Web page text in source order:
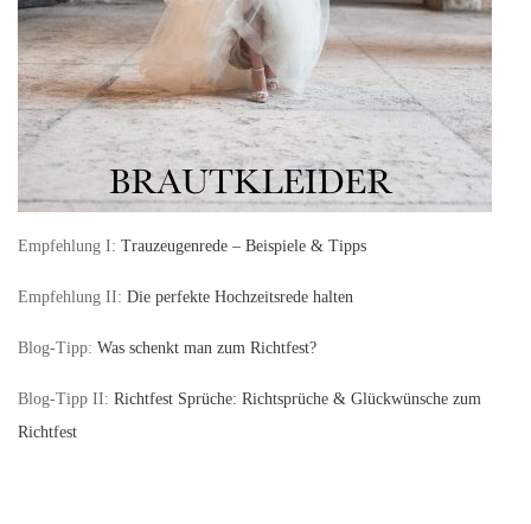
Empfehlung I: Trauzeugenrede – Beispiele & Tipps
Empfehlung II: Die perfekte Hochzeitsrede halten
Blog-Tipp: Was schenkt man zum Richtfest?
Blog-Tipp II: Richtfest Sprüche: Richtsprüche & Glückwünsche zum
Richtfest